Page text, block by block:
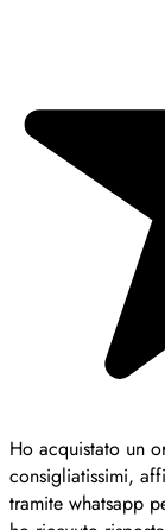
Ho acquistato un
consigliatissimi,
tramite whatsapp